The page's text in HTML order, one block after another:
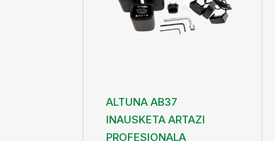
ALTUNA AB37
INAUSKETA ARTAZI
PROFESIONALA